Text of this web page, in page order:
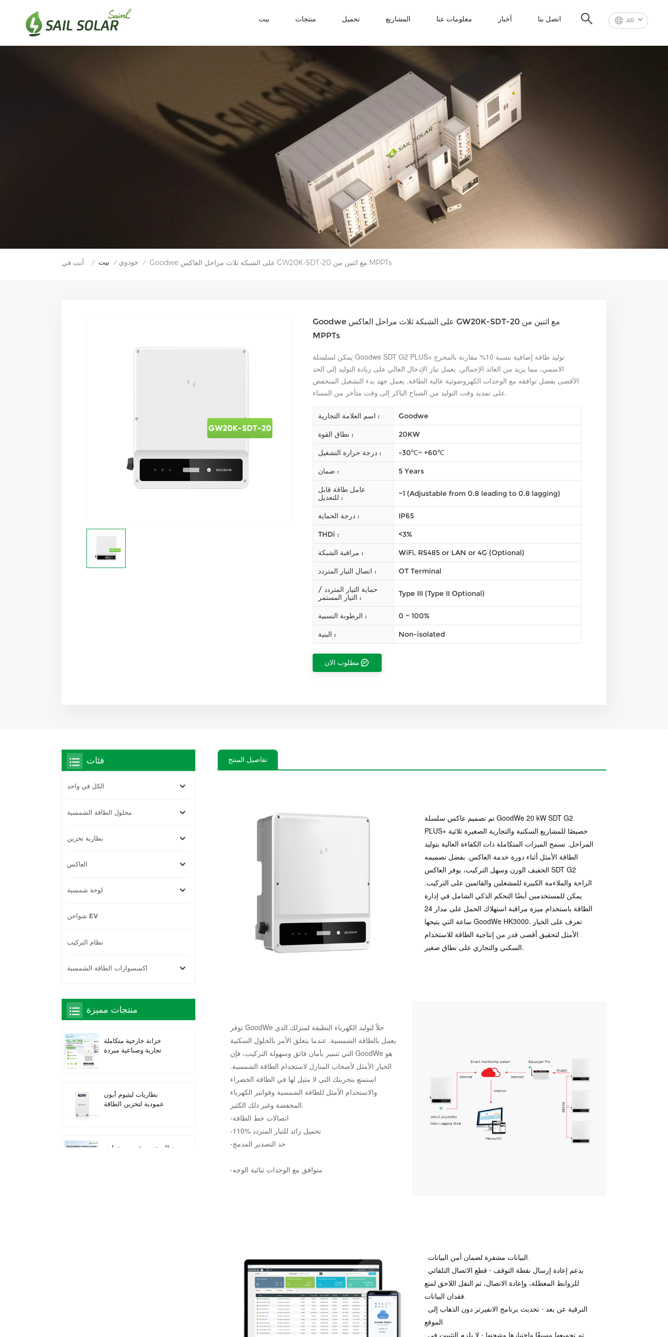
AR بيت منتجات تحميل المشاريع معلومات عنا أخبار اتصل بنا
أنت في : / بيت / جودوي / Goodwe على الشبكة ثلاث مراحل العاكس GW20K-SDT-20 مع اثنين من MPPTs
Goodwe على الشبكة ثلاث مراحل العاكس GW20K-SDT-20 مع اثنين من
MPPTs
يمكن لسلسلة Goodwe SDT G2 PLUS+ توليد طاقة إضافية بنسبة 10% مقارنة بالمخرج
الاسمي، مما يزيد من العائد الإجمالي. يعمل تيار الإدخال العالي على زيادة التوليد إلى الحد
الأقصى بفضل توافقه مع الوحدات الكهروضوئية عالية الطاقة. يعمل جهد بدء التشغيل المنخفض
على تمديد وقت التوليد من الصباح الباكر إلى وقت متأخر من المساء.
اسم العلامة التجارية : Goodwe
نطاق القوة : 20KW
درجة حرارة التشغيل : -30℃~ +60℃
ضمان : 5 Years
عامل طاقة قابل
للتعديل :
~1 (Adjustable from 0.8 leading to 0.8 lagging)
درجة الحماية : IP65
THDi : <3%
مراقبة الشبكة : WiFi, RS485 or LAN or 4G (Optional)
اتصال التيار المتردد : OT Terminal
حماية التيار المتردد /
التيار المستمر :
Type III (Type II Optional)
الرطوبة النسبية : 0 ~ 100%
البنية : Non-isolated
مطلوب الان
تفاصيل المنتج
تم تصميم عاكس سلسلة GoodWe 20 kW SDT G2
PLUS+ خصيصًا للمشاريع السكنية والتجارية الصغيرة ثلاثية
المراحل. تسمح الميزات المتكاملة ذات الكفاءة العالية بتوليد
الطاقة الأمثل أثناء دورة خدمة العاكس. بفضل تصميمه
الخفيف الوزن وسهل التركيب، يوفر العاكس SDT G2
الراحة والملاءمة الكبيرة للمشغلين والقائمين على التركيب.
يمكن للمستخدمين أيضًا التحكم الذكي الشامل في إدارة
الطاقة باستخدام ميزة مراقبة استهلاك الحمل على مدار 24
ساعة التي يتيحها GoodWe HK3000. تعرف على الخيار
الأمثل لتحقيق أقصى قدر من إنتاجية الطاقة للاستخدام
السكني والتجاري على نطاق صغير.
توفر GoodWe حلاً لتوليد الكهرباء النظيفة لمنزلك الذي
يعمل بالطاقة الشمسية. عندما يتعلق الأمر بالحلول السكنية
التي تتميز بأمان فائق وسهولة التركيب، فإن GoodWe هو
الخيار الأمثل لأصحاب المنازل لاستخدام الطاقة الشمسية.
استمتع بتجربتك التي لا مثيل لها في الطاقة الخضراء
والاستخدام الأمثل للطاقة الشمسية وفواتير الكهرباء
المخفضة وغير ذلك الكثير.
-اتصالات خط الطاقة
-110% تحميل زائد للتيار المتردد
-حد التصدير المدمج
-متوافق مع الوحدات ثنائية الوجه
· البيانات مشفرة لضمان أمن البيانات.
· يدعم إعادة إرسال نقطة التوقف - قطع الاتصال التلقائي
للروابط المعطلة، وإعادة الاتصال، ثم النقل اللاحق لمنع
فقدان البيانات.
· الترقية عن بعد - تحديث برنامج الانفيرتر دون الذهاب إلى
الموقع.
فئات
الكل في واحد
محلول الطاقة الشمسية
بطارية تخزين
العاكس
لوحة شمسية
شواحن EV
نظام التركيب
اكسسوارات الطاقة الشمسية
منتجات مميزة
خزانة خارجية متكاملة
تجارية وصناعية مبردة
بطاريات ليثيوم أيون
عمودية لتخزين الطاقة
نظام هجين شمسي تجاري